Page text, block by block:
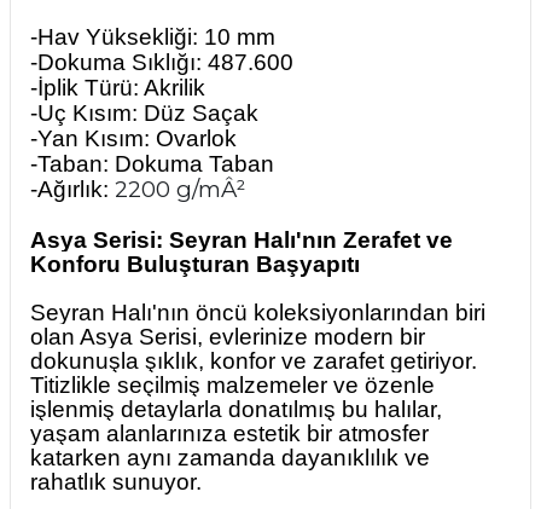
-Hav Yüksekliği: 10 mm
-Dokuma Sıklığı: 487.600
-İplik Türü: Akrilik
-Uç Kısım: Düz Saçak
-Yan Kısım: Ovarlok
-Taban: Dokuma Taban
-Ağırlık: 2200 g/mÂ²
Asya Serisi: Seyran Halı'nın Zerafet ve
Konforu Buluşturan Başyapıtı
Seyran Halı'nın öncü koleksiyonlarından biri
olan Asya Serisi, evlerinize modern bir
dokunuşla şıklık, konfor ve zarafet getiriyor.
Titizlikle seçilmiş malzemeler ve özenle
işlenmiş detaylarla donatılmış bu halılar,
yaşam alanlarınıza estetik bir atmosfer
katarken aynı zamanda dayanıklılık ve
rahatlık sunuyor.